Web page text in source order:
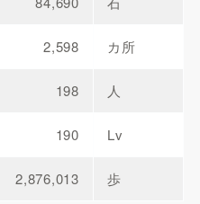
2,598 カ所
198 人
190 Lv
2,876,013 歩